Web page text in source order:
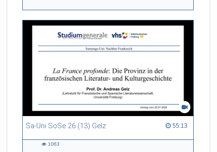
Sa-Uni SoSe 26 (13) Gelz 55:13
55:13 duration
1063